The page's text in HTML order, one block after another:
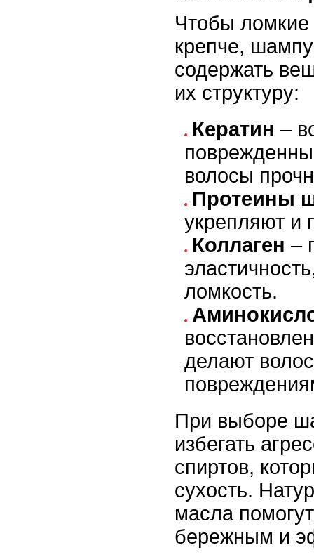
Чтобы
крепче,
содержать
их структуру:
Кератин –
волосы
Протеины
укрепляют и
Коллаген –
ломкость.
делают
При выборе
избегать
спиртов,
сухость.
масла
бережным и